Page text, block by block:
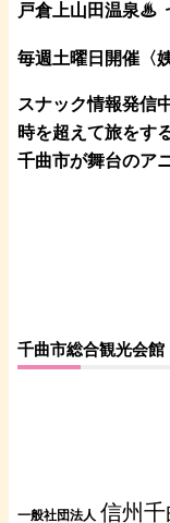
戸倉上山田温泉♨
毎週土曜日開催〈
スナック情報発信
時を超えて旅をす
千曲市が舞台のア
千曲市総合観光会館
一般社団法人 信州